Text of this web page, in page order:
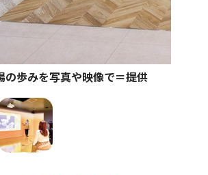
の歩みを写真や映像で＝提供